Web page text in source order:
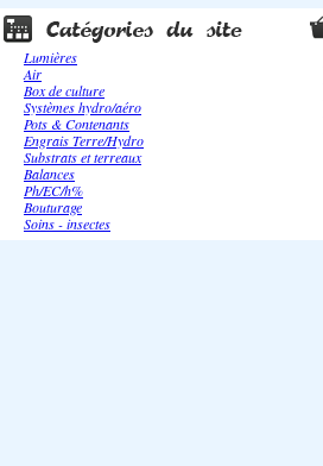
Lumières
Air
Box de culture
Systèmes hydro/aéro
Pots & Contenants
Engrais Terre/Hydro
Substrats et terreaux
Balances
Ph/EC/h%
Bouturage
Soins - insectes